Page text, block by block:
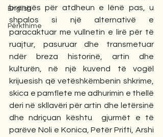
English
Përkthime
brengës për atdheun e lënë pas, u
shpalos si një alternativë e
paracaktuar me vullnetin e lirë për të
ruajtur, pasuruar dhe transmetuar
ndër breza historinë, artin dhe
kulturën, në një kuvend të vogël
krijuesish që vetëshkëmbenin shkrime,
skica e pamflete me adhurimin e thellë
deri në skllavëri për artin dhe letërsinë
dhe ndriçuan kështu  gjurmët e të
parëve Noli e Konica, Petër Prifti, Arshi